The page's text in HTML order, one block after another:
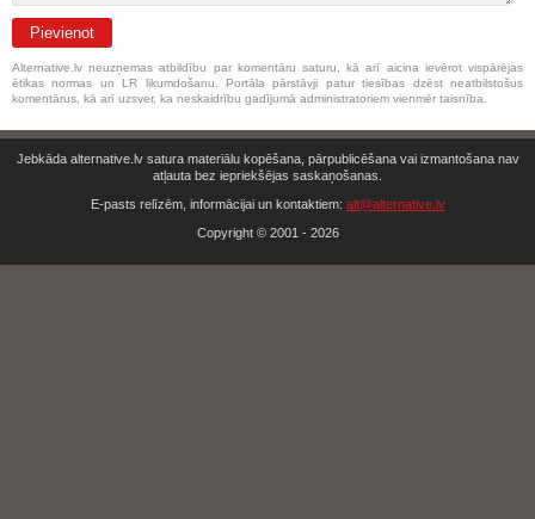
Pievienot
Alternative.lv neuzņemas atbildību par komentāru saturu, kā arī aicina ievērot vispārējas
ētikas normas un LR likumdošanu. Portāla pārstāvji patur tiesības dzēst neatbilstošus
komentārus, kā arī uzsver, ka neskaidrību gadījumā administratoriem vienmēr taisnība.
Jebkāda alternative.lv satura materiālu kopēšana, pārpublicēšana vai izmantošana nav
atļauta bez iepriekšējas saskaņošanas.
E-pasts relīzēm, informācijai un kontaktiem: alt@alternative.lv
Copyright © 2001 - 2026